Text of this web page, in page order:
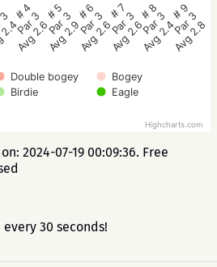
Double bogey
Bogey
Birdie
Eagle
# 4
Par 3
Avg 2.6
# 5
Par 3
Avg 2.9
# 6
Par 3
Avg 2.6
# 7
Par 3
Avg 2.6
# 8
Par 3
Avg 2.4
# 9
Par 3
Avg 2.8
Highcharts.com
2024-07-19 00:09:36. Free
30 seconds!